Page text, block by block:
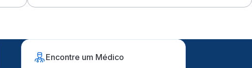
Encontre um Médico